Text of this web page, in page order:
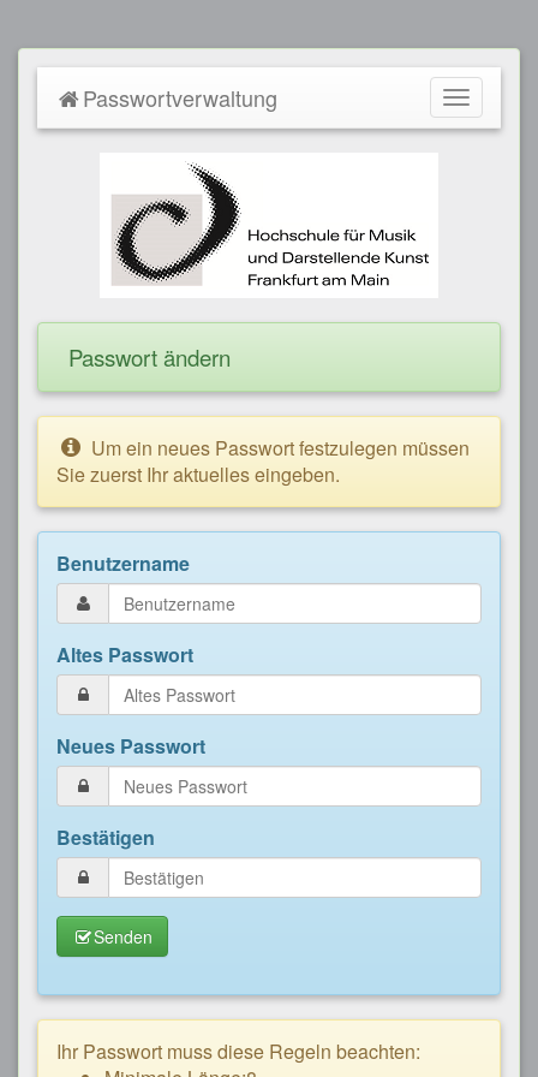
Toggle
Passwortverwaltung
Passwort ändern
Um ein neues Passwort festzulegen müssen
Sie zuerst Ihr aktuelles eingeben.
Benutzername
Altes Passwort
Neues Passwort
Bestätigen
Senden
Ihr Passwort muss diese Regeln beachten: